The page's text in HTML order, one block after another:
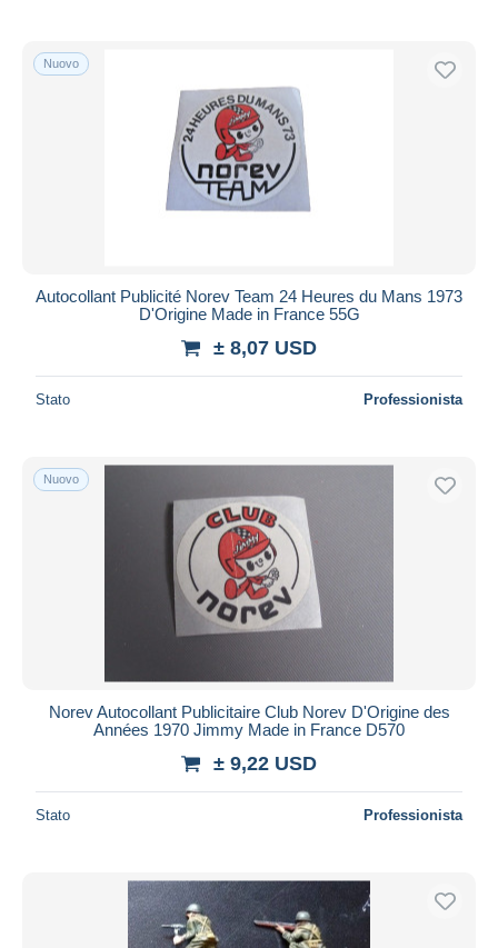
Nuovo
Autocollant Publicité Norev Team 24 Heures du Mans 1973
D'Origine Made in France 55G
± 8,07 USD
Stato Professionista
Nuovo
Norev Autocollant Publicitaire Club Norev D'Origine des
Années 1970 Jimmy Made in France D570
± 9,22 USD
Stato Professionista